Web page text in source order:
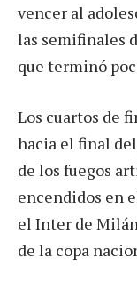
vencer al
las semifinales
que terminó
Los cuartos de
hacia el final
de los fuegos
encendidos en
el Inter de
de la copa